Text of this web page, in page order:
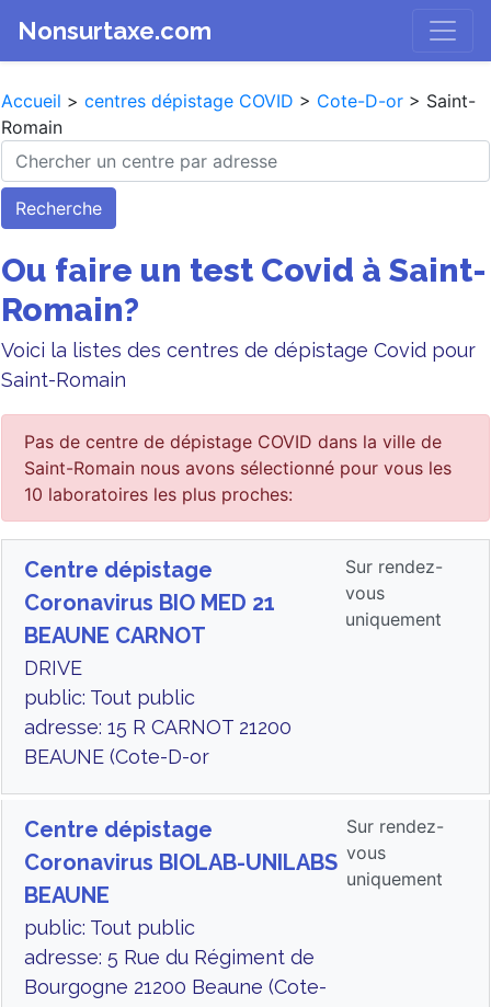
Nonsurtaxe.com
Accueil > centres dépistage COVID > Cote-D-or > Saint-
Romain
Recherche
Ou faire un test Covid à Saint-
Romain?
Voici la listes des centres de dépistage Covid pour
Saint-Romain
Pas de centre de dépistage COVID dans la ville de
Saint-Romain nous avons sélectionné pour vous les
10 laboratoires les plus proches:
Centre dépistage
Coronavirus BIO MED 21
BEAUNE CARNOT
DRIVE
public: Tout public
adresse: 15 R CARNOT 21200
BEAUNE (Cote-D-or
Sur rendez-
vous
uniquement
Centre dépistage
Coronavirus BIOLAB-UNILABS
BEAUNE
public: Tout public
adresse: 5 Rue du Régiment de
Bourgogne 21200 Beaune (Cote-
Sur rendez-
vous
uniquement